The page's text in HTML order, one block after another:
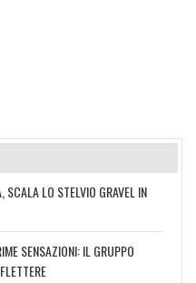
SCALA LO STELVIO GRAVEL IN
SENSAZIONI: IL GRUPPO